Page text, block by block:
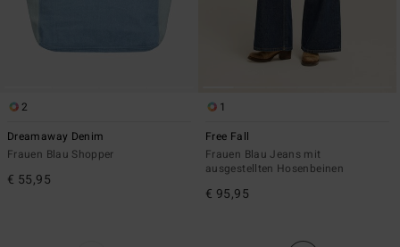
2
Dreamaway Denim
Frauen Blau Shopper
€ 55,95
1
Free Fall
Frauen Blau Jeans mit
ausgestellten Hosenbeinen
€ 95,95